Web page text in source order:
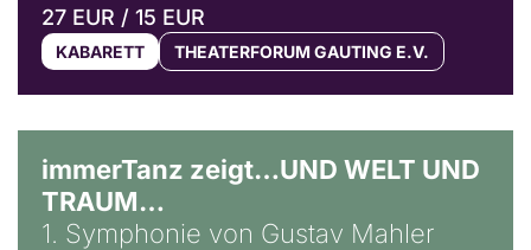
27 EUR / 15 EUR
KABARETT THEATERFORUM GAUTING E.V.
immerTanz zeigt…UND WELT UND
TRAUM…
1. Symphonie von Gustav Mahler